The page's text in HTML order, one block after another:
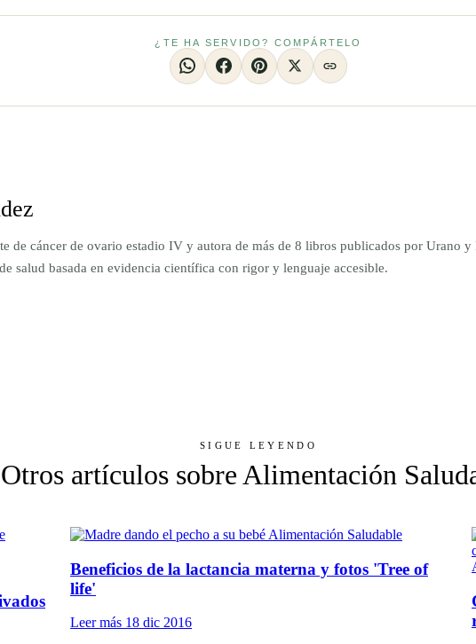
¿TE HA SERVIDO? COMPÁRTELO
de cáncer de ovario estadio IV y autora de más de 8 libros publicados por Urano
salud basada en evidencia científica con rigor y lenguaje accesible.
SIGUE LEYENDO
Otros artículos sobre Alimentación
Alimentación Saludable
Beneficios de la lactancia materna y fotos 'Tree of
life'
Leer más 18 dic 2016